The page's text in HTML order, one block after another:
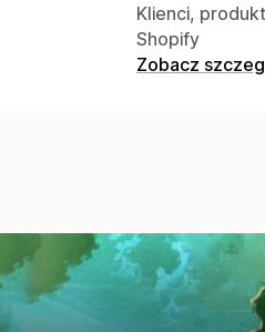
Klienci,
Shopify
Zobacz